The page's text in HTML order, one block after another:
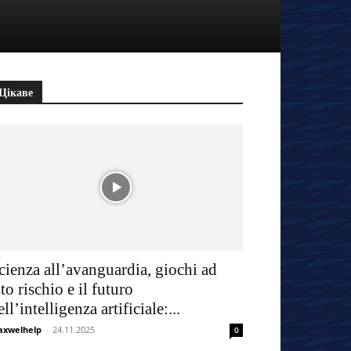
all’avanguardia, giochi ad
rischio e il futuro
artificiale:...
- 24.11.2025 0